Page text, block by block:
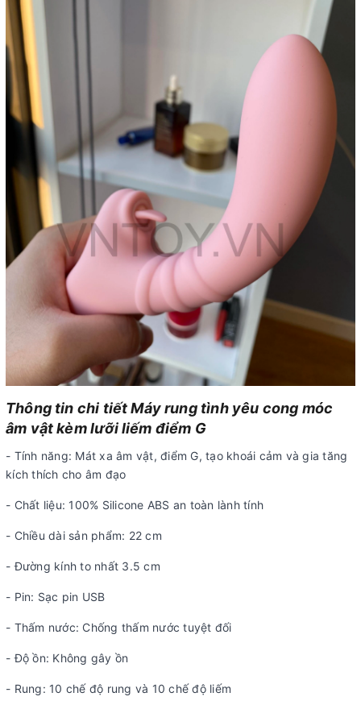
Thông tin chi tiết Máy rung tình yêu cong móc
âm vật kèm lưỡi liếm điểm G
- Tính năng: Mát xa âm vật, điểm G, tạo khoái cảm và gia tăng
kích thích cho âm đạo
- Chất liệu: 100% Silicone ABS an toàn lành tính
- Chiều dài sản phẩm: 22 cm
- Đường kính to nhất 3.5 cm
- Pin: Sạc pin USB
- Thấm nước: Chống thấm nước tuyệt đối
- Độ ồn: Không gây ồn
- Rung: 10 chế độ rung và 10 chế độ liếm